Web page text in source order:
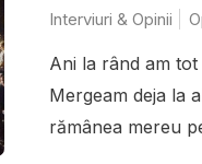
Interviuri & Opinii
Ani la rând am tot
Mergeam deja la
rămânea mereu